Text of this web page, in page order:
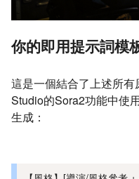
你的即用提示詞模
這是一個結合了上述所
Studio的Sora2功能中使
生成：